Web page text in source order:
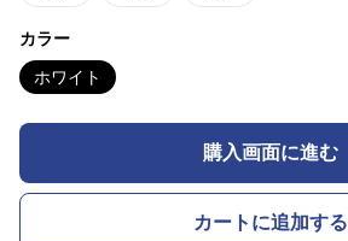
カラー
ホワイト
購入画面に進む
カートに追加する